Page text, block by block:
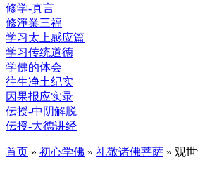
修学-真言
修淨業三福
学习太上感应篇
学习传统道德
学佛的体会
往生净土纪实
因果报应实录
伝授-中阴解脱
伝授-大德讲经
首页 » 初心学佛 » 礼敬诸佛菩萨 » 观